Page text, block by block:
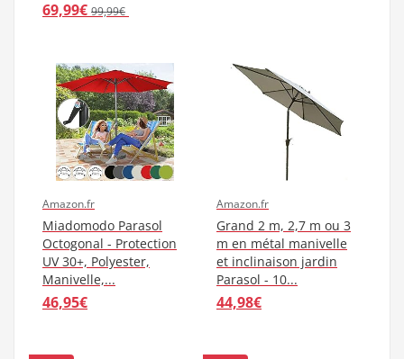
69,99€ 99,99€
Amazon.fr
Miadomodo Parasol
Octogonal - Protection
UV 30+, Polyester,
Manivelle,...
46,95€
Amazon.fr
Grand 2 m, 2,7 m ou 3
m en métal manivelle
et inclinaison jardin
Parasol - 10...
44,98€